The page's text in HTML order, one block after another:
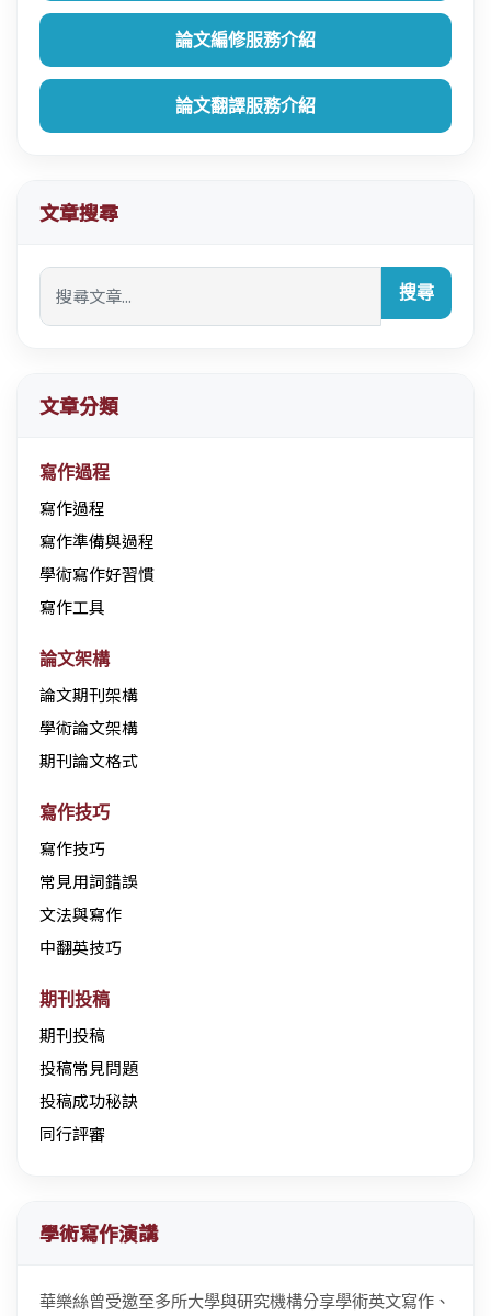
論文編修服務介紹
論文翻譯服務介紹
文章搜尋
搜尋
文章分類
寫作過程
寫作過程
寫作準備與過程
學術寫作好習慣
寫作工具
論文架構
論文期刊架構
學術論文架構
期刊論文格式
寫作技巧
寫作技巧
常見用詞錯誤
文法與寫作
中翻英技巧
期刊投稿
期刊投稿
投稿常見問題
投稿成功秘訣
同行評審
學術寫作演講
華樂絲曾受邀至多所大學與研究機構分享學術英文寫作、